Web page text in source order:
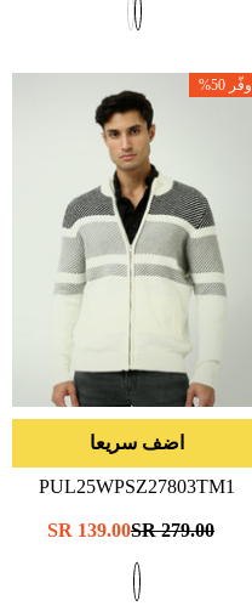
وفّر 50%
اضف سريعا
PUL25WPSZ27803TM1
سعر
279.00 SR
سعر
139.00 SR